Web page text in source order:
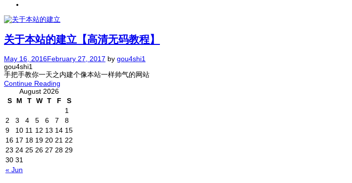
关于本站的建立【高清无码教程】
May 16, 2016February 27, 2017 by gou4shi1
gou4shi1
手把手教你一天之内建个像本站一样帅气的网站
Continue Reading
August 2026
S
M T W T F S
« Jun
1
2
3 4 5 6 7
8
9
10 11 12 13 14 15
16 17 18 19 20 21 22
23 24 25 26 27 28 29
30 31